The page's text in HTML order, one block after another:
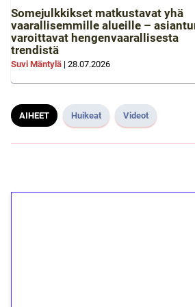
Somejulkkikset matkustavat yhä
vaarallisemmille alueille –
varoittavat hengenvaarallisesta
trendistä
Suvi Mäntylä | 28.07.2026
AIHEET Huikeat Videot